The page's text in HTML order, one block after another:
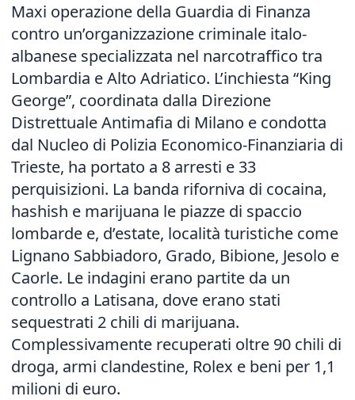
Maxi operazione della Guardia di Finanza
contro un’organizzazione criminale italo-
albanese specializzata nel narcotraffico tra
Lombardia e Alto Adriatico. L’inchiesta “King
George”, coordinata dalla Direzione
Distrettuale Antimafia di Milano e condotta
dal Nucleo di Polizia Economico-Finanziaria di
Trieste, ha portato a 8 arresti e 33
perquisizioni. La banda riforniva di cocaina,
hashish e marijuana le piazze di spaccio
lombarde e, d’estate, località turistiche come
Lignano Sabbiadoro, Grado, Bibione, Jesolo e
Caorle. Le indagini erano partite da un
controllo a Latisana, dove erano stati
sequestrati 2 chili di marijuana.
Complessivamente recuperati oltre 90 chili di
droga, armi clandestine, Rolex e beni per 1,1
milioni di euro.